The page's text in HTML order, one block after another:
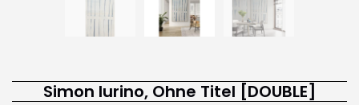
Simon Iurino, Ohne Titel [DOUBLE]